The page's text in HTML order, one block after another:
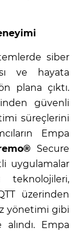
siber
ve hayata
plana çıktı.
güvenli
süreçlerini
Empa
Secure
uygulamalar
teknolojileri,
üzerinden
yönetimi gibi
Empa